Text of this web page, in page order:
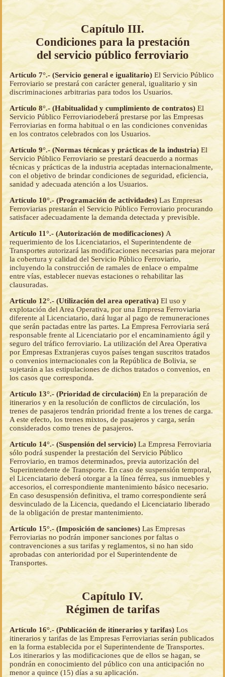
Capítulo III.
Condiciones para la prestación
del servicio público ferroviario
Artículo 7°.- (Servicio general e igualitario) El Servicio Público
Ferroviario se prestará con carácter general, igualitario y sin
discriminaciones arbitrarias para todos los Usuarios.
Artículo 8°.- (Habitualidad y cumplimiento de contratos) El
Servicio Público Ferroviariodeberá prestarse por las Empresas
Ferroviarias en forma habitual o en las condiciones convenidas
en los contratos celebrados con los Usuarios.
Artículo 9°.- (Normas técnicas y prácticas de la industria) El
Servicio Público Ferroviario se prestará deacuerdo a normas
técnicas y prácticas de la industria aceptadas internacionalmente,
con el objetivo de brindar condiciones de seguridad, eficiencia,
sanidad y adecuada atención a los Usuarios.
Artículo 10°.- (Programación de actividades) Las Empresas
Ferroviarias prestarán el Servicio Público Ferroviario procurando
satisfacer adecuadamente la demanda detectada y previsible.
Artículo 11°.- (Autorización de modificaciones) A
requerimiento de los Licenciatarios, el Superintendente de
Transportes autorizará las modificaciones necesarias para mejorar
la cobertura y calidad del Servicio Público Ferroviario,
incluyendo la construcción de ramales de enlace o empalme
entre vías, establecer nuevas estaciones o rehabilitar las
clausuradas.
Artículo 12°.- (Utilización del area operativa) El uso y
explotación del Area Operativa, por una Empresa Ferroviaria
diferente al Licenciatario, dará lugar al pago de remuneraciones
que serán pactadas entre las partes. La Empresa Ferroviaria será
responsable frente al Licenciatario por el encaminamiento ágil y
seguro del tráfico ferroviario. La utilización del Area Operativa
por Empresas Extranjeras cuyos países tengan suscritos tratados
o convenios internacionales con la República de Bolivia, se
sujetarán a las estipulaciones de dichos tratados o convenios, en
los casos que corresponda.
Artículo 13°.- (Prioridad de circulación) En la preparación de
itinerarios y en la resolución de conflictos de circulación, los
trenes de pasajeros tendrán prioridad frente a los trenes de carga.
A este efecto, los trenes mixtos, de pasajeros y carga, serán
considerados como trenes de pasajeros.
Artículo 14°.- (Suspensión del servicio) La Empresa Ferroviaria
sólo podrá suspender la prestación del Servicio Público
Ferroviario, en tramos determinados, previa autorización del
Superintendente de Transporte. En caso de suspensión temporal,
el Licenciatario deberá otorgar a la línea férrea, sus inmuebles y
accesorios, el correspondiente mantenimiento básico necesario.
En caso desuspensión definitiva, el tramo correspondiente será
desvinculado de la Licencia, quedando el Licenciatario liberado
de la obligación de prestar mantenimiento.
Artículo 15°.- (Imposición de sanciones) Las Empresas
Ferroviarias no podrán imponer sanciones por faltas o
contravenciones a sus tarifas y reglamentos, si no han sido
aprobadas con anterioridad por el Superintendente de
Transportes.
Capítulo IV.
Régimen de tarifas
Artículo 16°.- (Publicación de itinerarios y tarifas) Los
itinerarios y tarifas de las Empresas Ferroviarias serán publicados
en la forma establecida por el Superintendente de Transportes.
Los itinerarios y las modificaciones que de ellos se hagan, se
pondrán en conocimiento del público con una anticipación no
menor a quince (15) días a su aplicación.